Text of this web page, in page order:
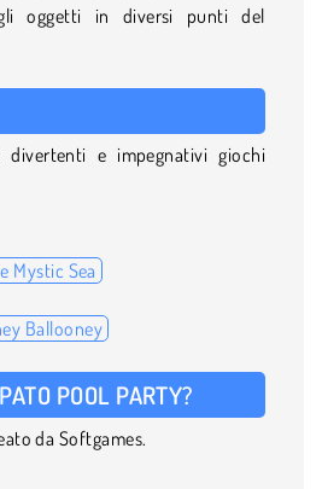
oggetti in diversi punti del
divertenti e impegnativi giochi
Mystic Sea
Ballooney
POOL PARTY?
da Softgames.